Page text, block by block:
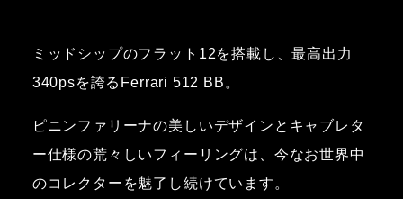
ミッドシップのフラット12を搭載し、最高出力
340psを誇るFerrari 512 BB。
ピニンファリーナの美しいデザインとキャブレタ
ー仕様の荒々しいフィーリングは、今なお世界中
のコレクターを魅了し続けています。